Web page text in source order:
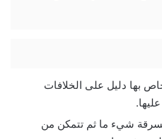
بها دليل على الخلافات
بسرقة شيء ما ثم تتمكن من